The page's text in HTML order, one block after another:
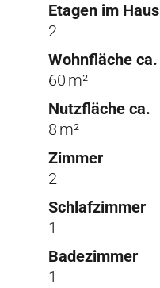
Etagen im Haus
2
Wohnfläche ca.
60 m²
Nutzfläche ca.
8 m²
Zimmer
2
Schlafzimmer
1
Badezimmer
1